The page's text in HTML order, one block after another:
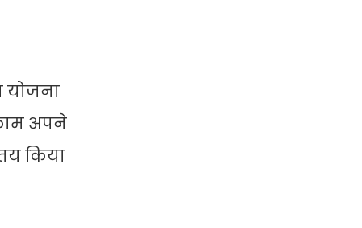
योजना
अपने
किया